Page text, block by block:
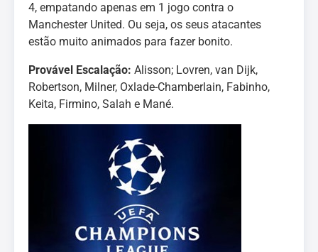
4, empatando apenas em 1 jogo contra o
Manchester United. Ou seja, os seus atacantes
estão muito animados para fazer bonito.
Provável Escalação: Alisson; Lovren, van Dijk,
Robertson, Milner, Oxlade-Chamberlain, Fabinho,
Keita, Firmino, Salah e Mané.